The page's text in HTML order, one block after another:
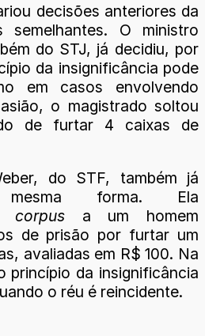
decisões anteriores da
O ministro
do STJ, já decidiu, por
da insignificância pode
em casos envolvendo
o magistrado soltou
de furtar 4 caixas de
do STF, também já
forma. Ela
corpus a um homem
de prisão por furtar um
avaliadas em R$ 100. Na
princípio da insignificância
o réu é reincidente.